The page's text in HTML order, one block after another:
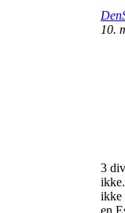
10.
3
ikke